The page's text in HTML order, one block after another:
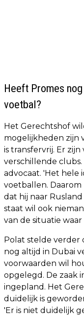
Heeft Promes
voetbal?
Het Gerechtshof
mogelijkheden zijn
is transfervrij. Er
verschillende
advocaat. 'Het hele
voetballen.
dat hij naar
staat wil ook
van de situatie waar
Polat stelde verder
nog altijd in Dubai
voorwaarden wil
opgelegd. De zaak
ingepland. Het
duidelijk is
'Er is niet duidelijk